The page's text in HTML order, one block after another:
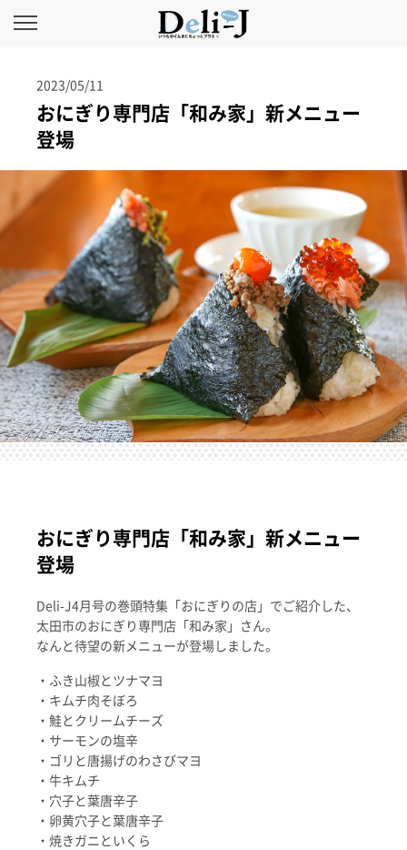
2023/05/11
おにぎり専門店「和み家」新メニュー
登場
おにぎり専門店「和み家」新メニュー
登場
Deli-J4月号の巻頭特集「おにぎりの店」でご紹介した、
太田市のおにぎり専門店「和み家」さん。
なんと待望の新メニューが登場しました。
・ふき山椒とツナマヨ
・キムチ肉そぼろ
・鮭とクリームチーズ
・サーモンの塩辛
・ゴリと唐揚げのわさびマヨ
・牛キムチ
・穴子と葉唐辛子
・卵黄穴子と葉唐辛子
・焼きガニといくら